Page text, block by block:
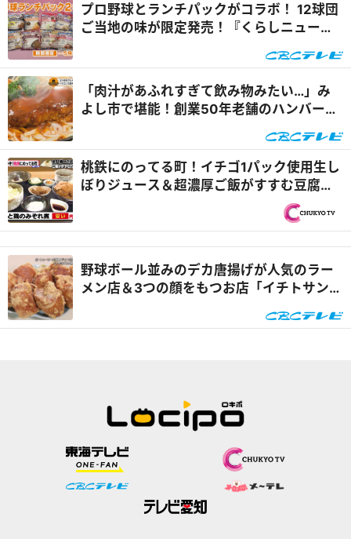
プロ野球とランチパックがコラボ！ 12球団
ご当地の味が限定発売！『くらしニュー
「肉汁があふれすぎて飲み物みたい…」み
よし市で堪能！創業50年老舗のハンバーグ
桃鉄にのってる町！イチゴ1パック使用生し
ぼりジュース＆超濃厚ご飯がすすむ豆腐丼
野球ボール並みのデカ唐揚げが人気のラー
メン店＆3つの顔をもつお店「イチトサンブ